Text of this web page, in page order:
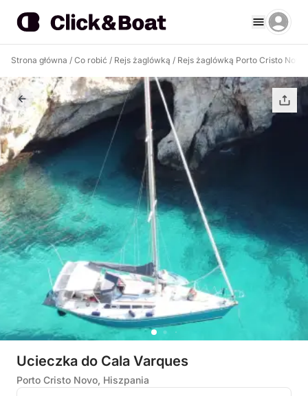
Strona główna / Co robić / Rejs żaglówką / Rejs żaglówką Porto Cristo Novo
Ucieczka do Cala Varques
Porto Cristo Novo, Hiszpania